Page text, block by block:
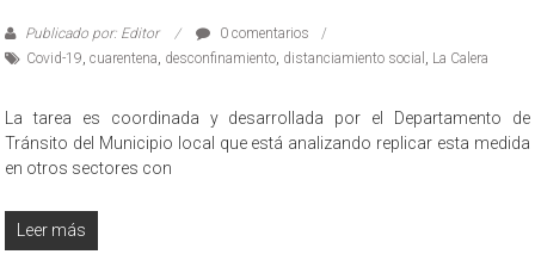
Publicado por: Editor
0 comentarios
Covid-19,cuarentena, desconfinamiento, distanciamiento social , La Calera
La tarea es coordinada y desarrollada por el Departamento de
Tránsito del Municipio local que está analizando replicar esta medida
en otros sectores con
Leer más